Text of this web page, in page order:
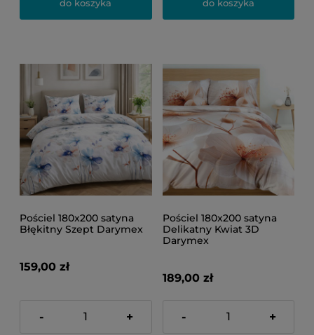
do koszyka do koszyka
Pościel 180x200 satyna
Błękitny Szept Darymex
159,00 zł
- +
Pościel 180x200 satyna
Delikatny Kwiat 3D
Darymex
189,00 zł
- +